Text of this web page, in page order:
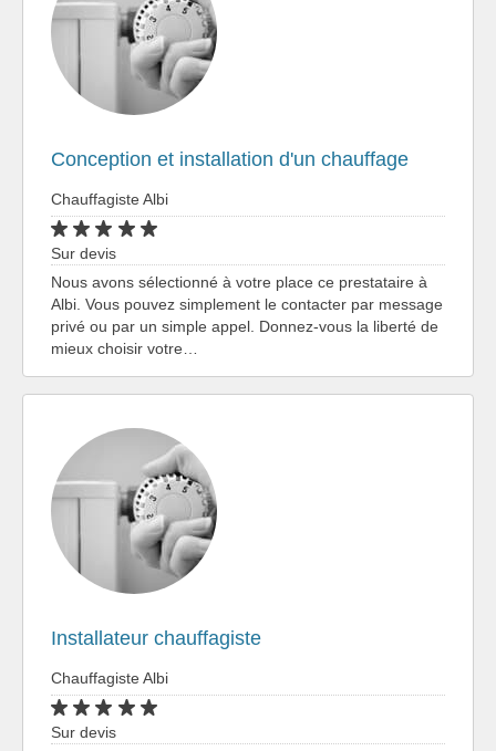
Conception et installation d'un chauffage
Chauffagiste Albi
Sur devis
Nous avons sélectionné à votre place ce prestataire à
Albi. Vous pouvez simplement le contacter par message
privé ou par un simple appel. Donnez-vous la liberté de
mieux choisir votre…
Installateur chauffagiste
Chauffagiste Albi
Sur devis